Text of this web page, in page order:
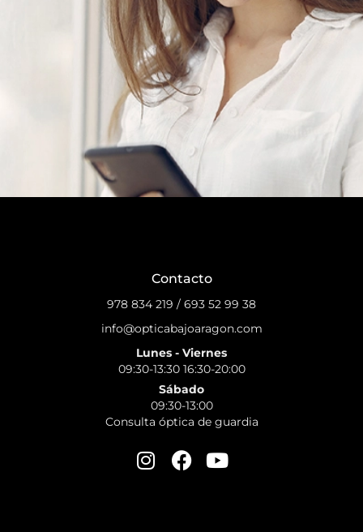
Contacto
978 834 219 / 693 52 99 38
info@opticabajoaragon.com
Lunes - Viernes
09:30-13:30 16:30-20:00
Sábado
09:30-13:00
Consulta óptica de guardia